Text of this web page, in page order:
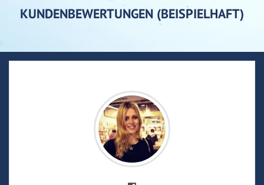
KUNDENBEWERTUNGEN (BEISPIELHAFT)